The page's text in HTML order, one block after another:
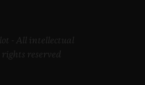
- All intellectual
reserved